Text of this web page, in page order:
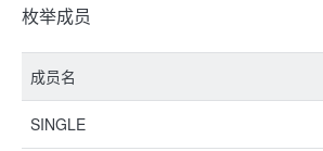
枚举成员
成员名
SINGLE